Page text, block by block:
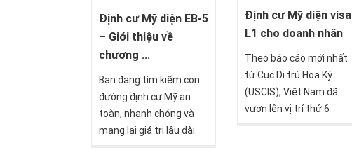
Định cư Mỹ diện EB-5
– Giới thiệu về
chương ...
Bạn đang tìm kiếm con
đường định cư Mỹ an
toàn, nhanh chóng và
mang lại giá trị lâu dài
Định cư Mỹ diện visa
L1 cho doanh nhân
Theo báo cáo mới nhất
từ Cục Di trú Hoa Kỳ
(USCIS), Việt Nam đã
vươn lên vị trí thứ 6